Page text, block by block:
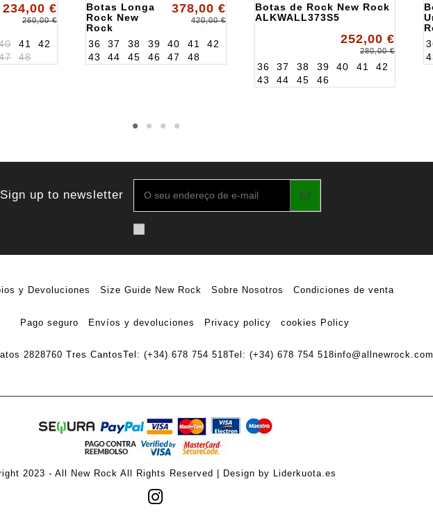
234,00 €
260,00 €
41
42
48
Botas Longa
Rock New
Rock
ALK272MTS1
378,00 €
420,00 €
36 37 38 39 40 41
42
43
44 45 46 47 48
Botas de Rock New Rock
ALKWALL373S5
252,00 €
280,00 €
36 37 38 39 40 41
42
43
44 45 46
Sign up to newsletter
y Devoluciones Size Guide New Rock Sobre Nosotros Condiciones de venta
Pago seguro Envíos y devoluciones Privacy policy cookies Policy
2828760 Tres CantosTel: (+34) 678 754 518Tel: (+34) 678 754 518info@allnewrock.com
2023 - All New Rock All Rights Reserved | Design by Liderkuota.es